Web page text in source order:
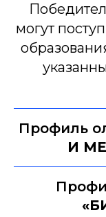
могут
Профиль
И